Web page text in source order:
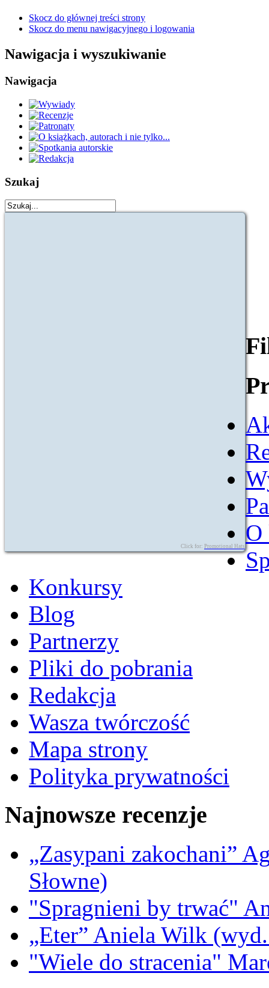
Skocz do głównej treści strony
Skocz do menu nawigacyjnego i logowania
Nawigacja i wyszukiwanie
Nawigacja
Szukaj
Click for: Promotional Hats
O
Konkursy
Blog
Partnerzy
Pliki do pobrania
Redakcja
Wasza twórczość
Mapa strony
Polityka prywatności
Najnowsze recenzje
„Zasypani zakochani”
Słowne)
"Spragnieni by trwać"
„Eter” Aniela Wilk
"Wiele do stracenia"